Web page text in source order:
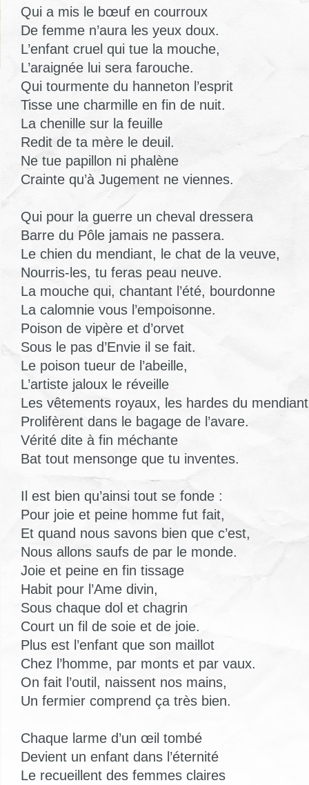
Qui a mis le bœuf en courroux
De femme n’aura les yeux doux.
L’enfant cruel qui tue la mouche,
L’araignée lui sera farouche.
Qui tourmente du hanneton l’esprit
Tisse une charmille en fin de nuit.
La chenille sur la feuille
Redit de ta mère le deuil.
Ne tue papillon ni phalène
Crainte qu’à Jugement ne viennes.
Qui pour la guerre un cheval dressera
Barre du Pôle jamais ne passera.
Le chien du mendiant, le chat de la veuve,
Nourris-les, tu feras peau neuve.
La mouche qui, chantant l’été, bourdonne
La calomnie vous l’empoisonne.
Poison de vipère et d’orvet
Sous le pas d’Envie il se fait.
Le poison tueur de l’abeille,
L’artiste jaloux le réveille
Les vêtements royaux, les hardes du mendiant
Prolifèrent dans le bagage de l’avare.
Vérité dite à fin méchante
Bat tout mensonge que tu inventes.
Il est bien qu’ainsi tout se fonde :
Pour joie et peine homme fut fait,
Et quand nous savons bien que c’est,
Nous allons saufs de par le monde.
Joie et peine en fin tissage
Habit pour l’Ame divin,
Sous chaque dol et chagrin
Court un fil de soie et de joie.
Plus est l’enfant que son maillot
Chez l’homme, par monts et par vaux.
On fait l’outil, naissent nos mains,
Un fermier comprend ça très bien.
Chaque larme d’un œil tombé
Devient un enfant dans l’éternité
Le recueillent des femmes claires